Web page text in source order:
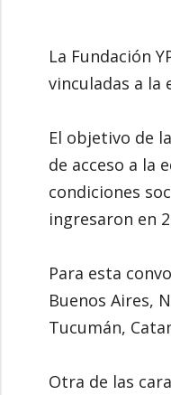
La Fundación
vinculadas a la
El objetivo de
de acceso a la
condiciones
ingresaron en
Para esta
Buenos Aires,
Tucumán,
Otra de las